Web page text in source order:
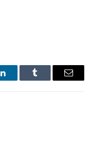
LinkedInTumblr Имэйл